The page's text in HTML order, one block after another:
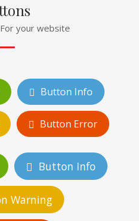
your website
Button Info
Button Error
Button Info
Warning